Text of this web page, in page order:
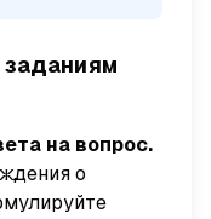
заданиям
на вопрос.
о